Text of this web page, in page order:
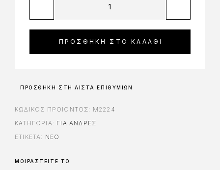
ΠΡΟΣΘΉΚΗ ΣΤΟ ΚΑΛΆΘΙ
ΠΡΟΣΘΉΚΗ ΣΤΗ ΛΊΣΤΑ ΕΠΙΘΥΜΙΏΝ
ΚΩΔΙΚΌΣ ΠΡΟΪΌΝΤΟΣ: M2224
ΚΑΤΗΓΟΡΊΑ: ΓΙΑ ΆΝΔΡΕΣ
ΕΤΙΚΈΤΑ: ΝΈΟ
ΜΟΙΡΑΣΤΕΊΤΕ ΤΟ